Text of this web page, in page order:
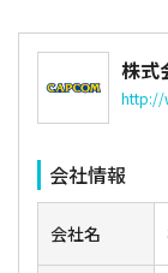
株式
http://
会社情報
会社名